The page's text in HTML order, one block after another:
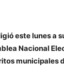
este lunes a
Nacional
municipales